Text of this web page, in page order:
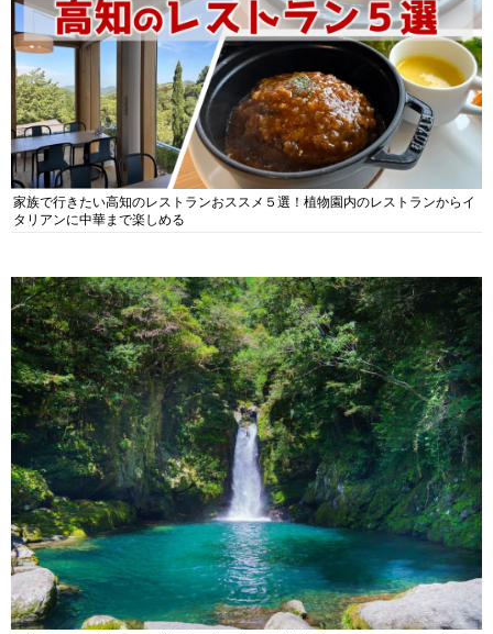
家族で行きたい高知のレストランおススメ５選！植物園内のレストランからイ
タリアンに中華まで楽しめる